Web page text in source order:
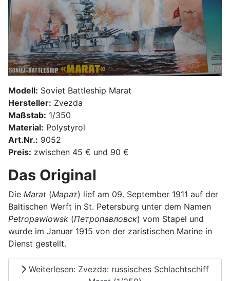
Modell: Soviet Battleship Marat
Hersteller: Zvezda
Maßstab: 1/350
Material: Polystyrol
Art.Nr.: 9052
Preis: zwischen 45 € und 90 €
Das Original
Die Marat (Марат) lief am 09. September 1911 auf der
Baltischen Werft in St. Petersburg unter dem Namen
Petropawlowsk (Петропавловск) vom Stapel und
wurde im Januar 1915 von der zaristischen Marine in
Dienst gestellt.
Weiterlesen: Zvezda: russisches Schlachtschiff